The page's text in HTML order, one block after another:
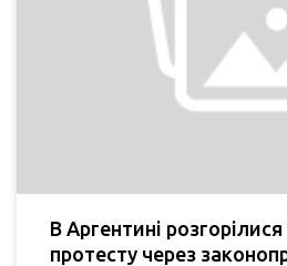
В Аргентині розгорілися
протесту через